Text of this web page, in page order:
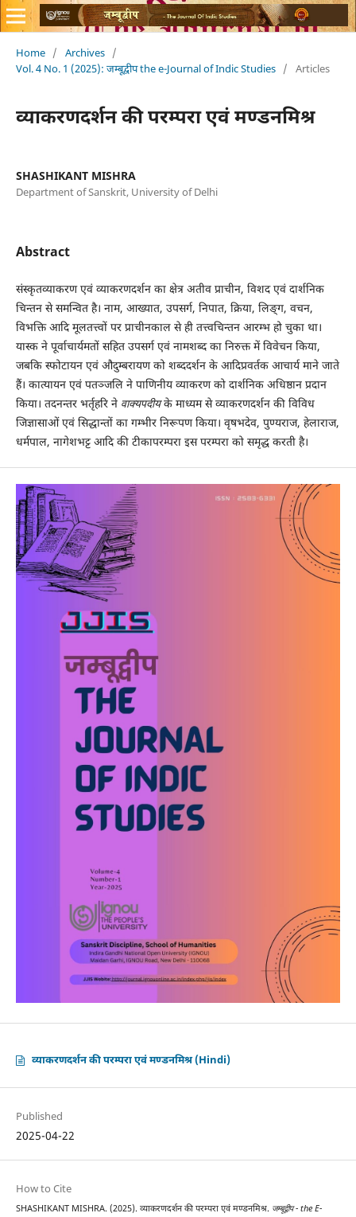
Home / Archives /
Vol. 4 No. 1 (2025): जम्बूद्वीप the e-Journal of Indic Studies / Articles
व्याकरणदर्शन की परम्परा एवं मण्डनमिश्र
SHASHIKANT MISHRA
Department of Sanskrit, University of Delhi
Abstract
संस्कृतव्याकरण एवं व्याकरणदर्शन का क्षेत्र अतीव प्राचीन, विशद एवं दार्शनिक
चिन्तन से समन्वित है। नाम, आख्यात, उपसर्ग, निपात, क्रिया, लिङ्ग, वचन,
विभक्ति आदि मूलतत्त्वों पर प्राचीनकाल से ही तत्त्वचिन्तन आरम्भ हो चुका था।
यास्क ने पूर्वाचार्यमतों सहित उपसर्ग एवं नामशब्द का निरुक्त में विवेचन किया,
जबकि स्फोटायन एवं औदुम्बरायण को शब्ददर्शन के आदिप्रवर्तक आचार्य माने जाते
हैं। कात्यायन एवं पतञ्जलि ने पाणिनीय व्याकरण को दार्शनिक अधिष्ठान प्रदान
किया। तदनन्तर भर्तृहरि ने वाक्यपदीयके माध्यम से व्याकरणदर्शन की विविध
जिज्ञासाओं एवं सिद्धान्तों का गम्भीर निरूपण किया। वृषभदेव, पुण्यराज, हेलाराज,
धर्मपाल, नागेशभट्ट आदि की टीकापरम्परा इस परम्परा को समृद्ध करती है।
व्याकरणदर्शन की परम्परा एवं मण्डनमिश्र (Hindi)
Published
2025-04-22
How to Cite
SHASHIKANT MISHRA. (2025). व्याकरणदर्शन की परम्परा एवं मण्डनमिश्र. जम्बूद्वीप - the E-